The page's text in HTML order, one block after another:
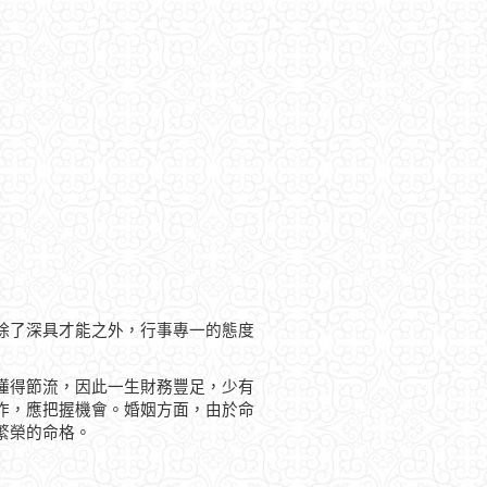
了深具才能之外，行事專一的態度
得節流，因此一生財務豐足，少有
，應把握機會。婚姻方面，由於命
榮的命格。